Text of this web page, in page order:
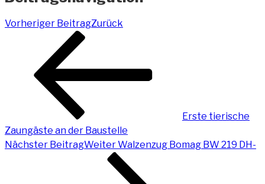
Vorheriger BeitragZurück
Erste tierische
Zaungäste an der Baustelle
Nächster BeitragWeiterWalzenzug Bomag BW 219 DH-